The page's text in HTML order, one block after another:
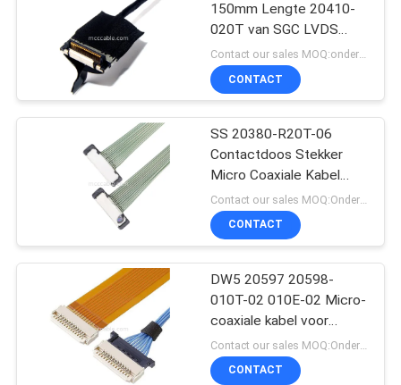
150mm Lengte 20410-
020T van SGC LVDS
voor LCD het Scherm
Contact our sales MOQ:onderhandelbaar
CONTACT
SS 20380-R20T-06
Contactdoos Stekker
Micro Coaxiale Kabel
Connector
CONTACT
DW5 20597 20598-
010T-02 010E-02 Micro-
coaxiale kabel voor
ontvangstplug
CONTACT